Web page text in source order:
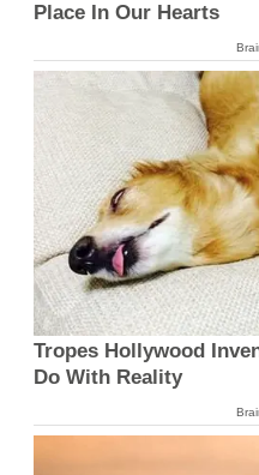
Place In Our Hearts
Tropes Hollywood
Do With Reality